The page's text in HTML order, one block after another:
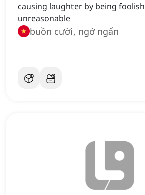
causing laughter by being
unreasonable
buồn cười, ngớ ngẩn